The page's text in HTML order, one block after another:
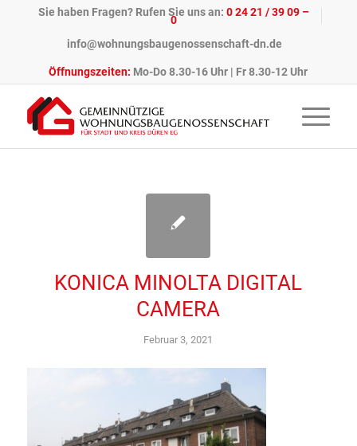
Sie haben Fragen? Rufen Sie uns an:0 24 21 / 39 09 –
0
info@wohnungsbaugenossenschaft-dn.de
Öffnungszeiten: Mo-Do 8.30-16 Uhr | Fr 8.30-12 Uhr
KONICA MINOLTA DIGITAL
CAMERA
Februar 3, 2021